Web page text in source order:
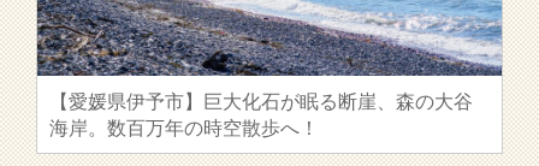
【愛媛県伊予市】巨大化石が眠る断崖、森の大谷
海岸。数百万年の時空散歩へ！